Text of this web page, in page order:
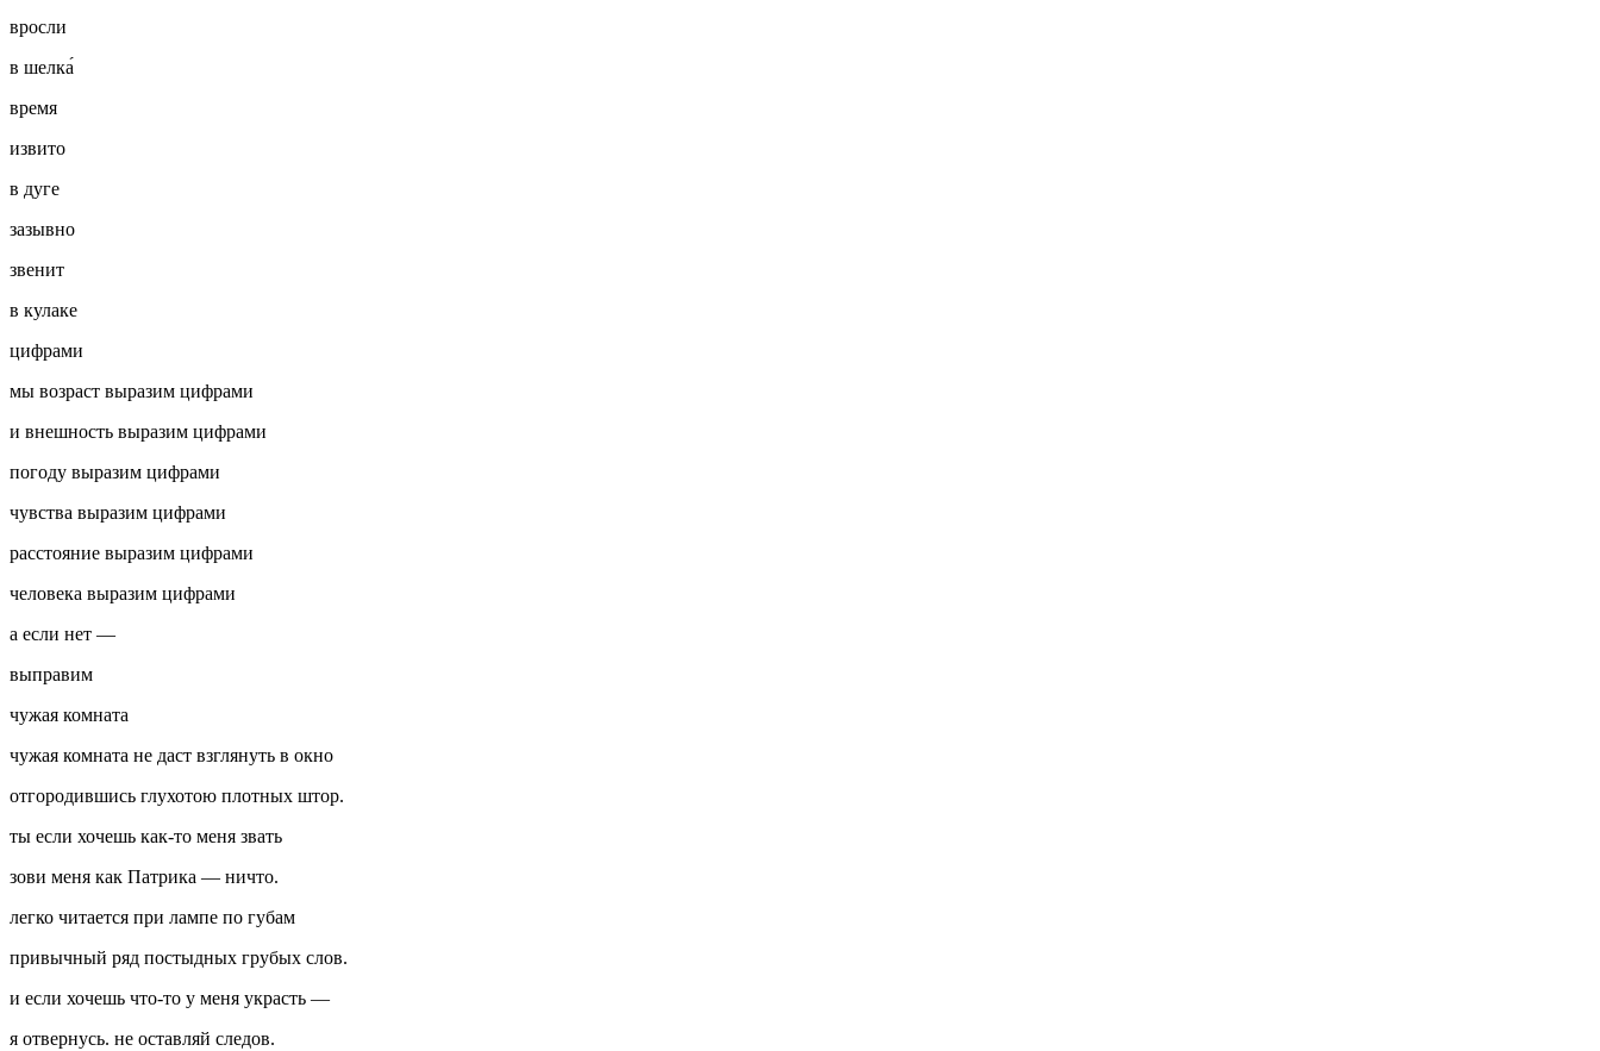
вросли
в шелка́
время
извито
в дуге
зазывно
звенит
в кулаке
цифрами
мы возраст выразим цифрами
и внешность выразим цифрами
погоду выразим цифрами
чувства выразим цифрами
расстояние выразим цифрами
человека выразим цифрами
а если нет —
выправим
чужая комната
чужая комната не даст взглянуть в окно
отгородившись глухотою плотных штор.
ты если хочешь как-то меня звать
зови меня как Патрика — ничто.
легко читается при лампе по губам
привычный ряд постыдных грубых слов.
и если хочешь что-то у меня украсть —
я отвернусь. не оставляй следов.